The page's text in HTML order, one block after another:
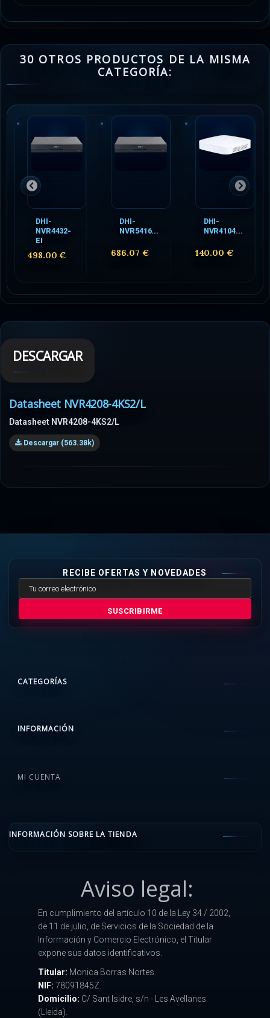
30 OTROS PRODUCTOS DE LA MISMA
CATEGORÍA:
DHI-
NVR4432-
EI
498.00 €
DHI-
NVR5416...
686.07 €
DHI-
NVR4104...
140.00 €
DESCARGAR
Datasheet NVR4208-4KS2/L
Datasheet NVR4208-4KS2/L
Descargar (563.38k)
RECIBE OFERTAS Y NOVEDADES
SUSCRIBIRME
CATEGORÍAS
INFORMACIÓN
MI CUENTA
INFORMACIÓN SOBRE LA TIENDA
Aviso legal:
En cumplimiento del artículo 10 de la Ley 34 / 2002,
de 11 de julio, de Servicios de la Sociedad de la
Información y Comercio Electrónico, el Titular
expone sus datos identificativos.
Titular: Monica Borras Nortes.
NIF: 78091845Z.
Domicilio: C/ Sant Isidre, s/n - Les Avellanes
(Lleida).